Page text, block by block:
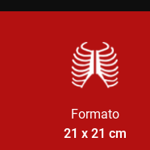
Formato
21 x 21 cm